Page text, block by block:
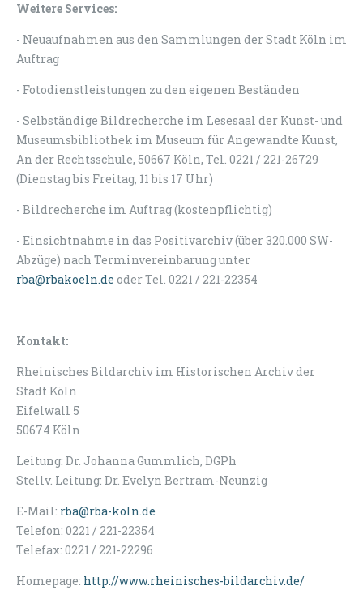
Weitere Services:
- Neuaufnahmen aus den Sammlungen der Stadt Köln im
Auftrag
- Fotodienstleistungen zu den eigenen Beständen
- Selbständige Bildrecherche im Lesesaal der Kunst- und
Museumsbibliothek im Museum für Angewandte Kunst,
An der Rechtsschule, 50667 Köln, Tel. 0221 / 221-26729
(Dienstag bis Freitag, 11 bis 17 Uhr)
- Bildrecherche im Auftrag (kostenpflichtig)
- Einsichtnahme in das Positivarchiv (über 320.000 SW-
Abzüge) nach Terminvereinbarung unter
rba@rbakoeln.de oder Tel. 0221 / 221-22354
Kontakt:
Rheinisches Bildarchiv im Historischen Archiv der
Stadt Köln
Eifelwall 5
50674 Köln
Leitung: Dr. Johanna Gummlich, DGPh
Stellv. Leitung: Dr. Evelyn Bertram-Neunzig
E-Mail: rba@rba-koln.de
Telefon: 0221 / 221-22354
Telefax: 0221 / 221-22296
Homepage: http://www.rheinisches-bildarchiv.de/